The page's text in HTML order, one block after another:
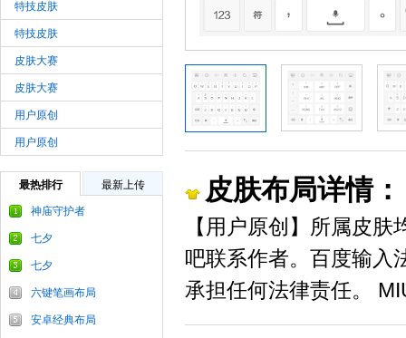
特技皮肤
特技皮肤
皮肤大赛
皮肤大赛
用户原创
用户原创
最热排行 最新上传
神庙守护者
七夕
七夕
六键笔画布局
安卓经典布局
皮肤布局详情：
【用户原创】所属皮
吧联系作者。百度输入
承担任何法律责任。